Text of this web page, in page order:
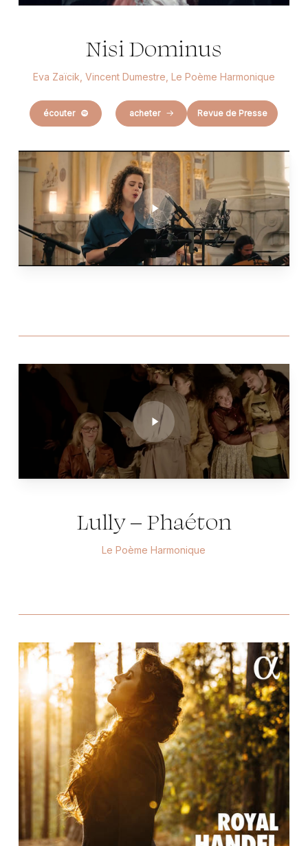
Play
Video
Nisi Dominus
Eva Zaïcik, Vincent Dumestre, Le Poème Harmonique
écouter acheter Revue de Presse
Play
Lully – Phaéton
Le Poème Harmonique